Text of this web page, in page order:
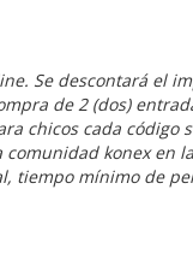
Se descontará el
de 2 (dos)
chicos cada
konex en
tiempo mínimo de